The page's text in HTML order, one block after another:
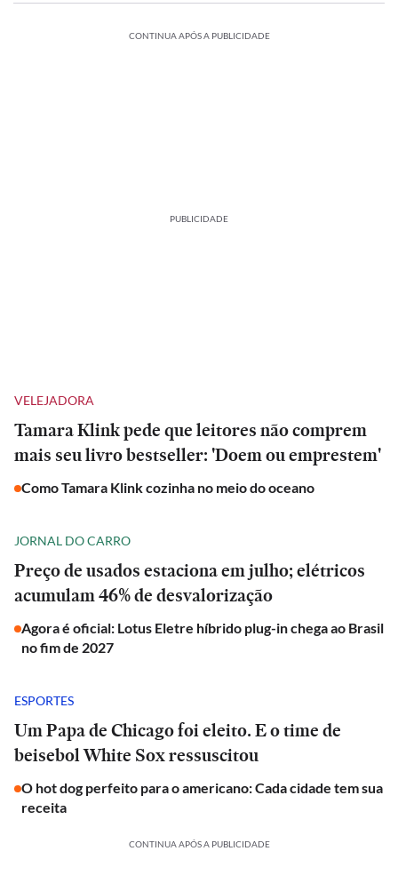
CONTINUA APÓS A PUBLICIDADE
PUBLICIDADE
VELEJADORA
Tamara Klink pede que leitores não comprem
mais seu livro bestseller: 'Doem ou emprestem'
Como Tamara Klink cozinha no meio do oceano
JORNAL DO CARRO
Preço de usados estaciona em julho; elétricos
acumulam 46% de desvalorização
Agora é oficial: Lotus Eletre híbrido plug-in chega ao Brasil
no fim de 2027
ESPORTES
Um Papa de Chicago foi eleito. E o time de
beisebol White Sox ressuscitou
O hot dog perfeito para o americano: Cada cidade tem sua
receita
CONTINUA APÓS A PUBLICIDADE